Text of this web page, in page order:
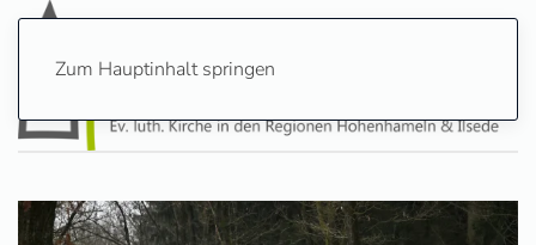
Zum Hauptinhalt springen